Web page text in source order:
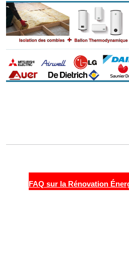
FAQ sur la Rénovation